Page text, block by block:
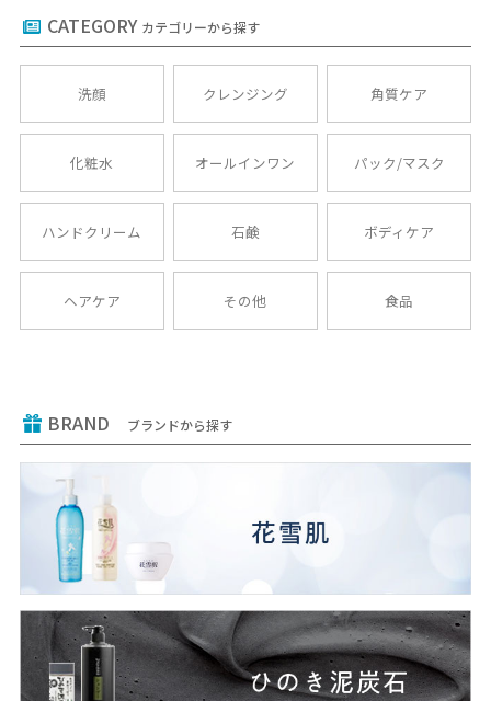
CATEGORY カテゴリーから探す
洗顔 クレンジング 角質ケア
化粧水 オールインワン パック/マスク
ハンドクリーム 石鹸 ボディケア
ヘアケア その他 食品
BRAND ブランドから探す